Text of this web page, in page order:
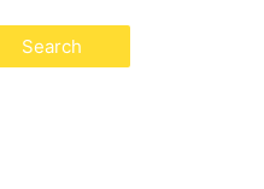
Search